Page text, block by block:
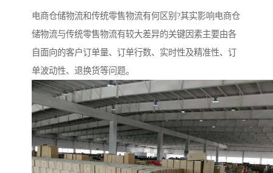
电商仓储物流和传统零售物流有何区别?其实影响电商仓
储物流与传统零售物流有较大差异的关键因素主要由各
自面向的客户订单量、订单行数、实时性及精准性、订
单波动性、退换货等问题。